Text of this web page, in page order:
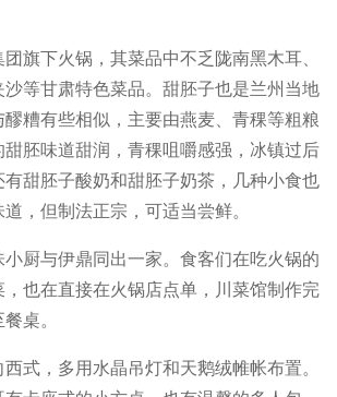
旗下火锅，其菜品中不乏陇南黑木耳、
沙等甘肃特色菜品。甜胚子也是兰州当地
糟有些相似，主要由燕麦、青稞等粗粮
甜胚味道甜润，青稞咀嚼感强，冰镇过后
甜胚子酸奶和甜胚子奶茶，几种小食也
，但制法正宗，可适当尝鲜。
小厨与伊鼎同出一家。食客们在吃火锅的
，也在直接在火锅店点单，川菜馆制作完
桌。
式，多用水晶吊灯和天鹅绒帷帐布置。